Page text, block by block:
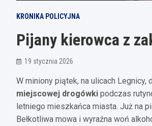
KRONIKA POLICYJNA
Pijany kierowca z
19 stycznia 2026
W miniony piątek, na ulicach Legnicy,
miejscowej drogówki podczas
letniego mieszkańca miasta. Już na
Bełkotliwa mowa i wyraźna woń